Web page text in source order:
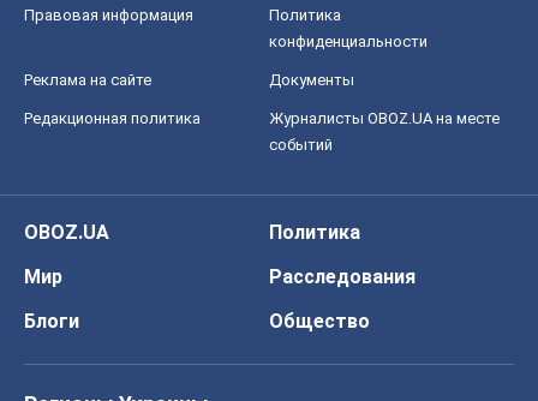
Правовая информация
Политика
конфиденциальности
Реклама на сайте Документы
Редакционная политика
Журналисты OBOZ.UA на месте
событий
OBOZ.UA
Политика
Мир
Расследования
Блоги
Общество